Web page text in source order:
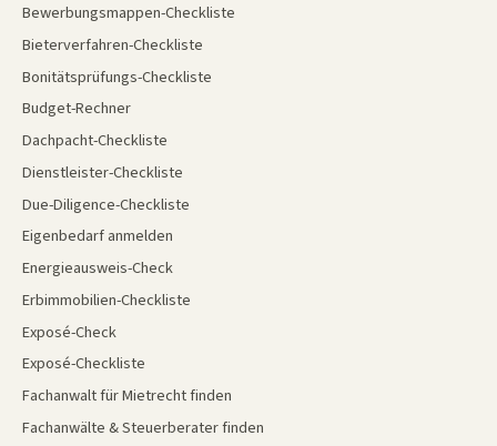
Bewerbungsmappen-Checkliste
Bieterverfahren-Checkliste
Bonitätsprüfungs-Checkliste
Budget-Rechner
Dachpacht-Checkliste
Dienstleister-Checkliste
Due-Diligence-Checkliste
Eigenbedarf anmelden
Energieausweis-Check
Erbimmobilien-Checkliste
Exposé-Check
Exposé-Checkliste
Fachanwalt für Mietrecht finden
Fachanwälte & Steuerberater finden